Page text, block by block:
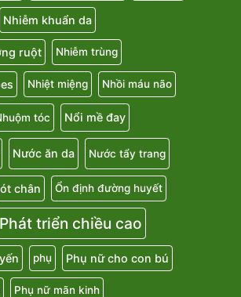
Nhiễm khuẩn da
ruột Nhiễm trùng
Nhiệt miệng Nhồi máu não
tóc Nổi mề đay
Nước ăn da Nước tẩy trang
chân Ổn định đường huyết
Phát triển chiều cao
phụ Phụ nữ cho con bú
Phụ nữ mãn kinh